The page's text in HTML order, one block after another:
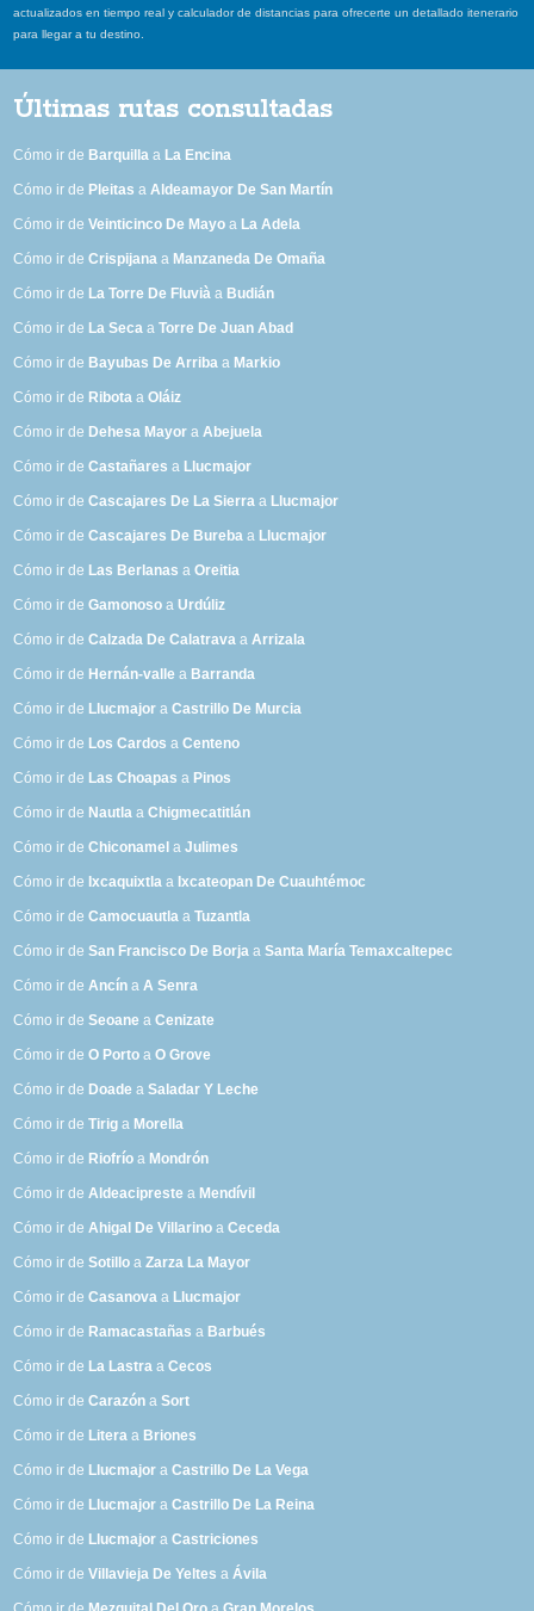
actualizados en tiempo real y calculador de distancias para ofrecerte un detallado itenerario
para llegar a tu destino.
Últimas rutas consultadas
Cómo ir de Barquilla a La Encina
Cómo ir de Pleitas aAldeamayor De San Martín
Cómo ir deVeinticinco De Mayo a La Adela
Cómo ir deCrispijana a Manzaneda De Omaña
Cómo ir de La Torre De Fluvià a Budián
Cómo ir de La Seca aTorre De Juan Abad
Cómo ir de Bayubas De Arriba a Markio
Cómo ir de Ribota aOláiz
Cómo ir de Dehesa Mayor aAbejuela
Cómo ir deCastañares a Llucmajor
Cómo ir deCascajares De La Sierra a Llucmajor
Cómo ir deCascajares De Bureba a Llucmajor
Cómo ir de Las Berlanas aOreitia
Cómo ir deGamonoso aUrdúliz
Cómo ir deCalzada De Calatrava aArrizala
Cómo ir de Hernán-valle a Barranda
Cómo ir de Llucmajor aCastrillo De Murcia
Cómo ir de Los Cardos aCenteno
Cómo ir de Las Choapas a Pinos
Cómo ir de Nautla aChigmecatitlán
Cómo ir deChiconamel aJulimes
Cómo ir de Ixcaquixtla a Ixcateopan De Cuauhtémoc
Cómo ir deCamocuautla aTuzantla
Cómo ir deSan Francisco De Borja aSanta María Temaxcaltepec
Cómo ir deAncín aA Senra
Cómo ir deSeoane aCenizate
Cómo ir deO Porto aO Grove
Cómo ir de Doade aSaladar Y Leche
Cómo ir deTirig a Morella
Cómo ir de Riofrío a Mondrón
Cómo ir deAldeacipreste a Mendívil
Cómo ir deAhigal De Villarino aCeceda
Cómo ir deSotillo aZarza La Mayor
Cómo ir deCasanova a Llucmajor
Cómo ir de Ramacastañas a Barbués
Cómo ir de La Lastra aCecos
Cómo ir deCarazón aSort
Cómo ir de Litera a Briones
Cómo ir de Llucmajor aCastrillo De La Vega
Cómo ir de Llucmajor aCastrillo De La Reina
Cómo ir de Llucmajor aCastriciones
Cómo ir deVillavieja De Yeltes aÁvila